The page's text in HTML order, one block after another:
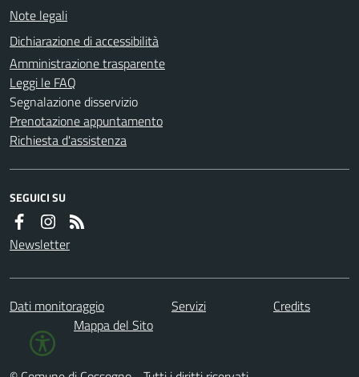
Note legali
Dichiarazione di accessibilità
Amministrazione trasparente
Leggi le FAQ
Segnalazione disservizio
Prenotazione appuntamento
Richiesta d'assistenza
SEGUICI SU
Newsletter
Dati monitoraggio Servizi
Credits
Mappa del Sito